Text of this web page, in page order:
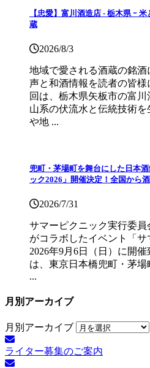
【忠愛】富川酒造店 ‐ 栃木県 ｰ
蔵
2026/8/3
地域で愛される酒蔵の銘
声と和酒情報を読者の皆
回は、栃木県矢板市の富
山系の伏流水と伝統技術
や地 ...
兜町・茅場町を舞台にした日本
ック2026」開催決定！全国から
2026/7/31
サマーピクニック実⾏委
がコラボしたイベント「サ
2026年9月6日（日）に開
は、東京日本橋兜町・茅
...
月別アーカイブ
月別アーカイブ
ライター募集のご案内